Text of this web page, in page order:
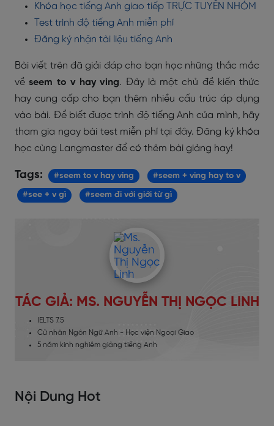
Khóa học tiếng Anh giao tiếp TRỰC TUYẾN NHÓM
Test trình độ tiếng Anh miễn phí
Đăng ký nhận tài liệu tiếng Anh
Bài viết trên đã giải đáp cho bạn học những thắc mắc
vềseem to v hay ving. Đây là một chủ đề kiến thức
hay cung cấp cho bạn thêm nhiều cấu trúc áp dụng
vào bài. Để biết được trình độ tiếng Anh của mình, hãy
tham gia ngay bài test miễn phí tại đây. Đăng ký khóa
học cùng Langmaster để có thêm bài giảng hay!
Tags: #seem to v hay ving #seem + ving hay to v
#see + v gì #seem đi với giới từ gì
TÁC GIẢ: MS. NGUYỄN THỊ NGỌC LINH
IELTS 7.5
Cử nhân Ngôn Ngữ Anh - Học viện Ngoại Giao
5 năm kinh nghiệm giảng tiếng Anh
Nội Dung Hot